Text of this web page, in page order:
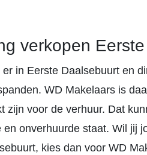
verkopen
in Eerste Daalsebuurt en
WD Makelaars is
zijn voor de verhuur. Dat
en onverhuurde staat. Wil jij
kies dan voor WD